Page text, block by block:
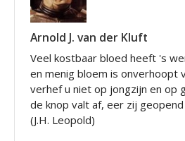
Arnold J. van der Kluft
Veel kostbaar bloed heeft 's
en menig bloem is onverhoopt
verhef u niet op jongzijn en op
de knop valt af, eer zij
(J.H. Leopold)